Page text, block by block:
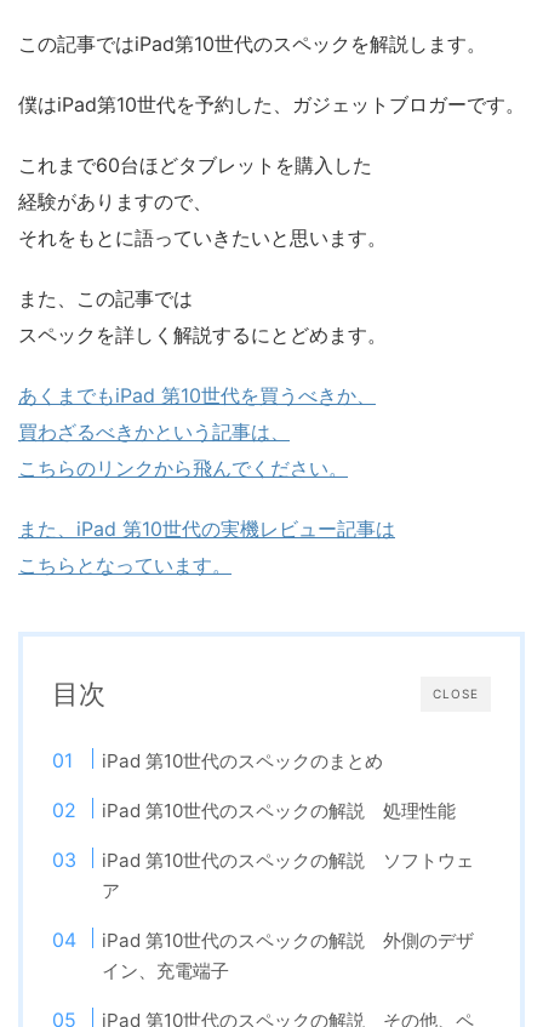
この記事ではiPad第10世代のスペックを解説します。
僕はiPad第10世代を予約した、ガジェットブロガーです。
これまで60台ほどタブレットを購入した
経験がありますので、
それをもとに語っていきたいと思います。
また、この記事では
スペックを詳しく解説するにとどめます。
あくまでもiPad 第10世代を買うべきか、
買わざるべきかという記事は、
こちらのリンクから飛んでください。
また、iPad 第10世代の実機レビュー記事は
こちらとなっています。
CLOSE
目次
iPad 第10世代のスペックのまとめ
iPad 第10世代のスペックの解説 処理性能
iPad 第10世代のスペックの解説 ソフトウェ
ア
iPad 第10世代のスペックの解説 外側のデザ
イン、充電端子
iPad 第10世代のスペックの解説 その他、ペ